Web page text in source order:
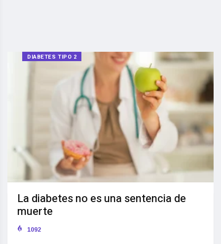
DIABETES TIPO 2
La diabetes no es una sentencia de
muerte
1092